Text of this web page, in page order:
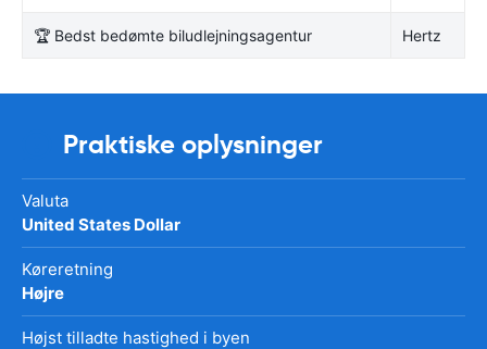
🏆 Bedst bedømte biludlejningsagentur Hertz
Praktiske oplysninger
Valuta
United States Dollar
Køreretning
Højre
Højst tilladte hastighed i byen